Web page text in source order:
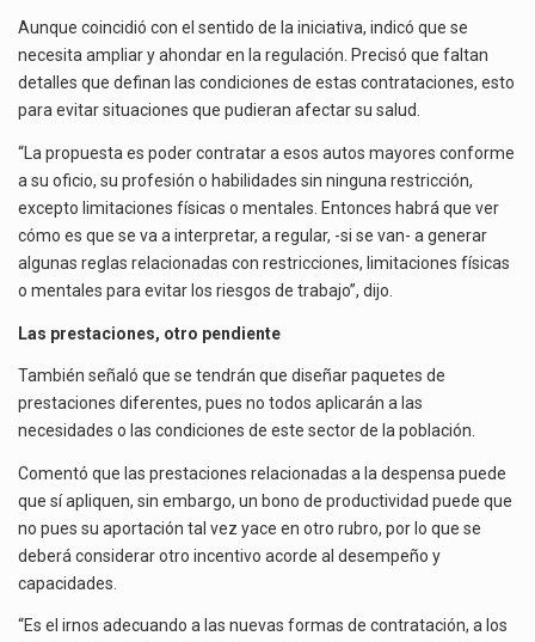
Aunque coincidió con el sentido de la iniciativa, indicó que se
necesita ampliar y ahondar en la regulación. Precisó que faltan
detalles que definan las condiciones de estas contrataciones, esto
para evitar situaciones que pudieran afectar su salud.
“La propuesta es poder contratar a esos autos mayores conforme
a su oficio, su profesión o habilidades sin ninguna restricción,
excepto limitaciones físicas o mentales. Entonces habrá que ver
cómo es que se va a interpretar, a regular, -si se van- a generar
algunas reglas relacionadas con restricciones, limitaciones físicas
o mentales para evitar los riesgos de trabajo”, dijo.
Las prestaciones, otro pendiente
También señaló que se tendrán que diseñar paquetes de
prestaciones diferentes, pues no todos aplicarán a las
necesidades o las condiciones de este sector de la población.
Comentó que las prestaciones relacionadas a la despensa puede
que sí apliquen, sin embargo, un bono de productividad puede que
no pues su aportación tal vez yace en otro rubro, por lo que se
deberá considerar otro incentivo acorde al desempeño y
capacidades.
“Es el irnos adecuando a las nuevas formas de contratación, a los